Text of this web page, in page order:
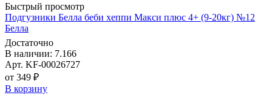
Быстрый просмотр
Подгузники Белла беби хеппи Макси плюс 4+ (9-20кг) №12
Белла
Достаточно
В наличии: 7.166
Арт. KF-00026727
от 349 ₽
В корзину